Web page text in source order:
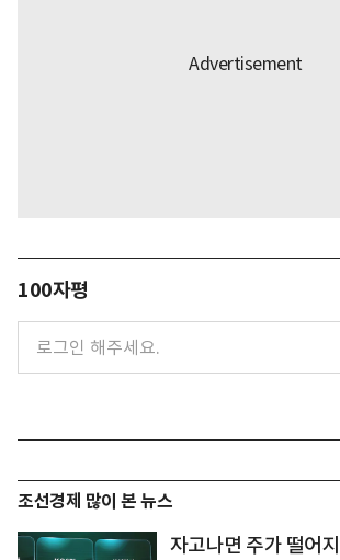
100자평
조선경제 많이 본 뉴스
자고나면 주가 떨어